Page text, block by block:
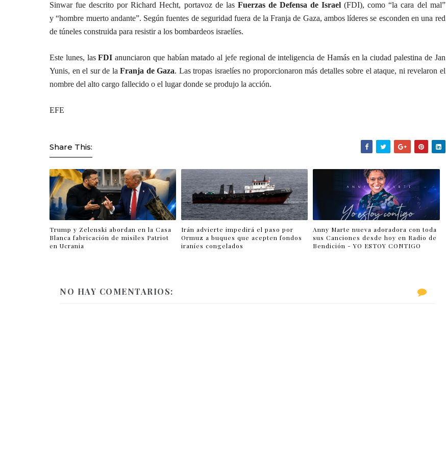
Sinwar fue descrito por Richard Hecht, portavoz de las Fuerzas de Defensa de Israel (FDI), como “la cara del mal”
y “hombre muerto andante”. Según fuentes de seguridad fuera de la Franja de Gaza, ambos líderes se esconden en una red
de túneles construida para resistir a los bombardeos israelíes.
Este lunes, lasFDIanunciaron que habían matado al jefe regional de inteligencia de Hamás en la ciudad palestina de Jan
Yunis, en el sur de laFranja de Gaza. Las tropas israelíes no proporcionaron más detalles sobre el ataque, ni revelaron el
nombre del alto cargo fallecido o el lugar donde se produjo la acción.
EFE
Share This:
Trump y Zelenski abordan en la Casa
Blanca fabricación de misiles Patriot
en Ucrania
Irán advierte impedirá el paso por
Ormuz a buques que acepten fondos
iraníes congelados
Anny Marte nueva adoradora con toda
sus Canciones desde hoy en Radio de
Bendición - YO ESTOY CONTIGO
NO HAY COMENTARIOS: